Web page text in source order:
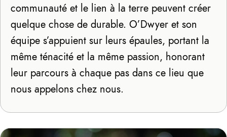
communauté et le lien à la terre peuvent créer
quelque chose de durable. O’Dwyer et son
équipe s’appuient sur leurs épaules, portant la
même ténacité et la même passion, honorant
leur parcours à chaque pas dans ce lieu que
nous appelons chez nous.